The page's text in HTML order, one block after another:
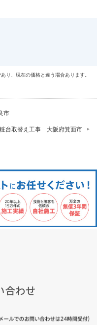
り、現在の価格と違う場合あります。
市
台取替え工事 大阪府箕面市